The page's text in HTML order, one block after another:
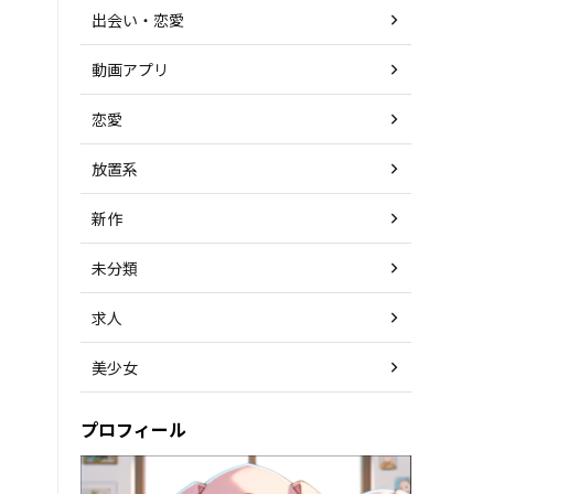
出会い・恋愛
動画アプリ
恋愛
放置系
新作
未分類
求人
美少女
プロフィール